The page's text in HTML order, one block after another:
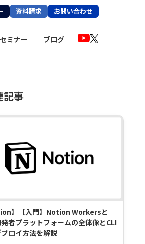
資料請求 お問い合わせ
セミナー ブログ
記事
】【入門】Notion Workersと
者プラットフォームの全体像とCLI
ロイ方法を解説